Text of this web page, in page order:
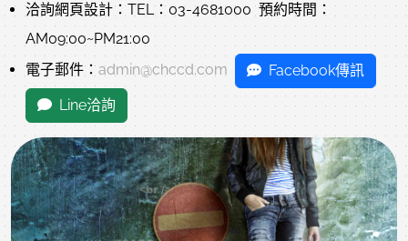
洽詢網頁設計：TEL： 03-4681000 預約時間：
AM09:00~PM21:00
電子郵件：admin@chccd.com
Facebook傳訊
Line洽詢